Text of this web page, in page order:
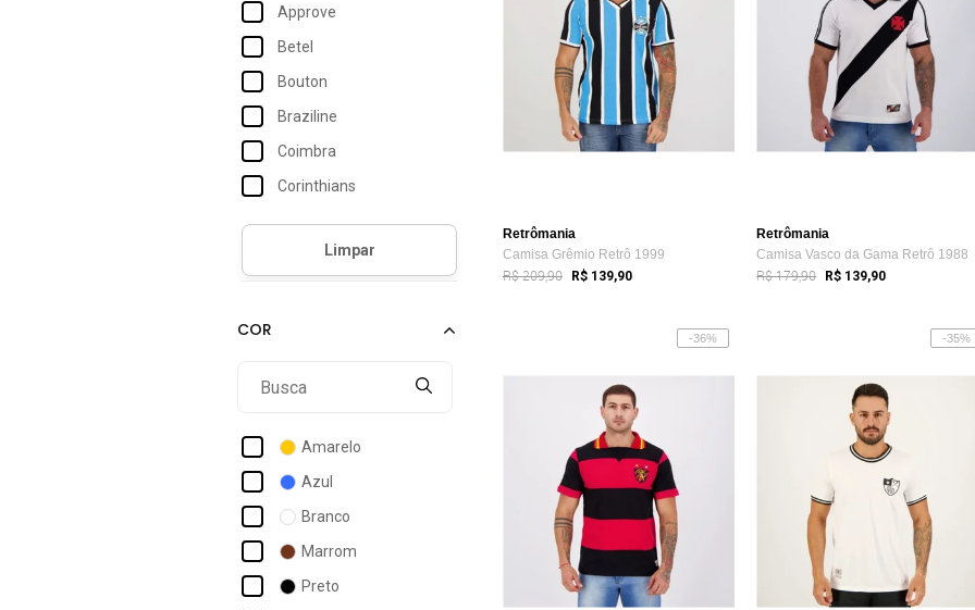
Approve
Betel
Bouton
Braziline
Coimbra
Corinthians
Flamengo
Natural Cotton
Amarelo
Azul
Branco
Marrom
Preto
Retrômania
Camisa Grêmio Retrô 1999
R$ 209,90 R$ 139,90
Retrômania
Camisa Vasco da Gama Retrô 1988
R$ 179,90 R$ 139,90
-36% -35%